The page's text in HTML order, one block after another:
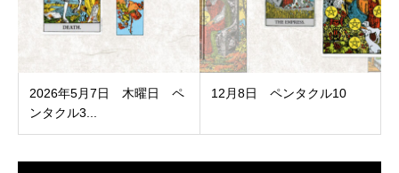
2026年5月7日 木曜日 ペ
ンタクル3...
12月8日 ペンタクル10